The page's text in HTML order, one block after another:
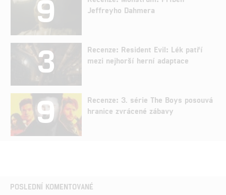
9
Jeffreyho Dahmera
3
Recenze: Resident Evil: Lék patří
mezi nejhorší herní adaptace
9
Recenze: 3. série The Boys posouvá
hranice zvrácené zábavy
POSLEDNÍ KOMENTOVANÉ